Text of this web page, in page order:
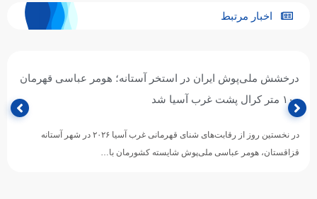
اخبار مرتبط
درخشش ملی‌پوش ایران در استخر آستانه؛ هومر عباسی قهرمان
۱۰۰ متر کرال پشت غرب آسیا شد
در نخستین روز از رقابت‌های شنای قهرمانی غرب آسیا ۲۰۲۶ در شهر آستانه
قزاقستان، هومر عباسی ملی‌پوش شایسته کشورمان با…